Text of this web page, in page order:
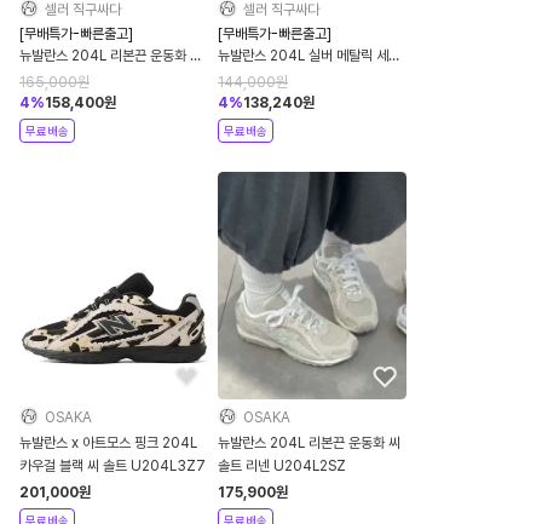
셀러 직구싸다
[무배특가-빠른출고]
뉴발란스 204L 리본끈 운동화 씨
솔트 리넨 U204L2SZ
165,000원
4%158,400원
무료배송
셀러 직구싸다
[무배특가-빠른출고]
뉴발란스 204L 실버 메탈릭 세이
지 그린 U204LSWB
144,000원
4%138,240원
무료배송
OSAKA
뉴발란스 x 아트모스 핑크 204L
카우걸 블랙 씨 솔트 U204L3Z7
201,000원
무료배송
OSAKA
뉴발란스 204L 리본끈 운동화 씨
솔트 리넨 U204L2SZ
175,900원
무료배송